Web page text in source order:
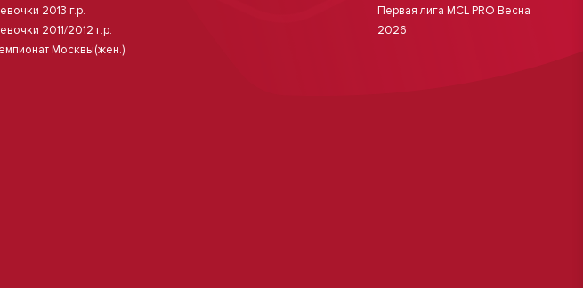
2013 г.р.
2011/2012 г.р.
Москвы(жен.)
Первая лига MCL PRO Весна
2026